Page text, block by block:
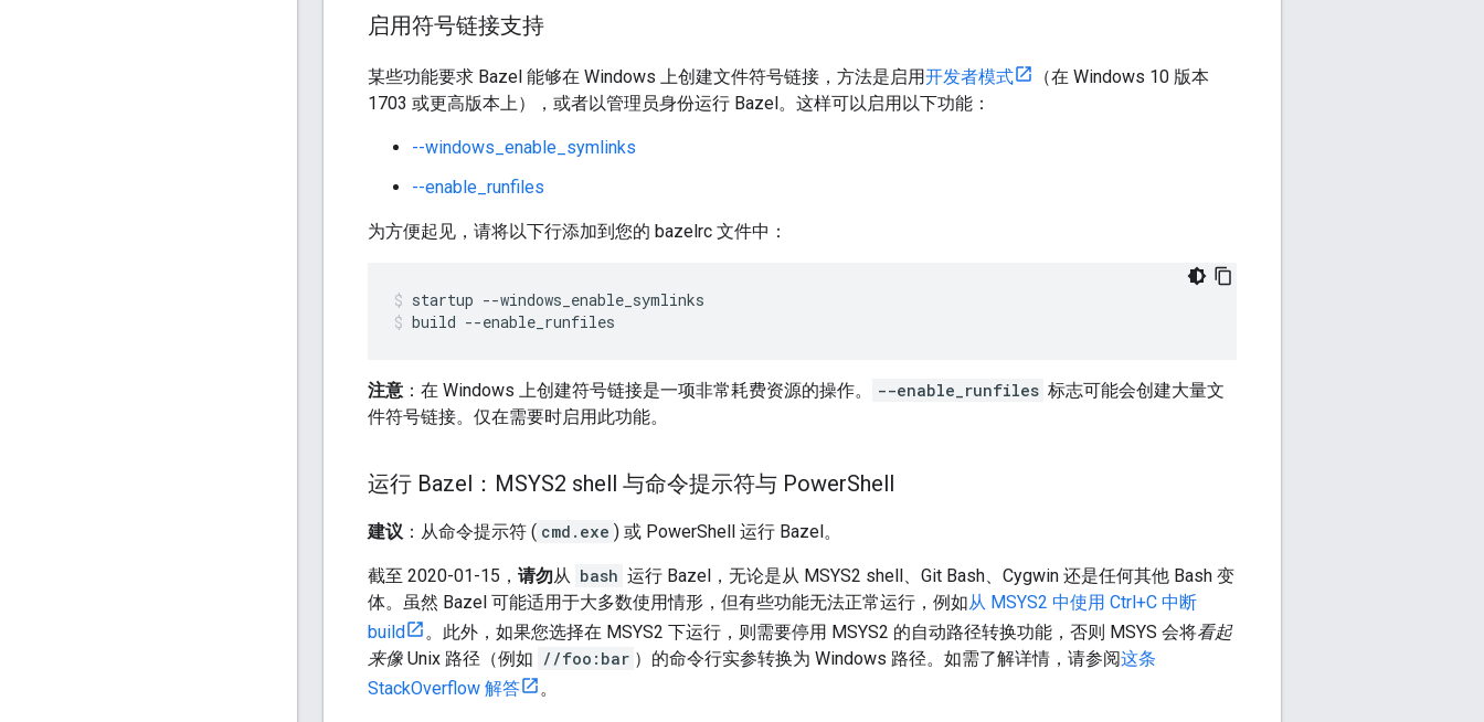
启用符号链接支持
某些功能要求 Bazel 能够在 Windows 上创建文件符号链接，方法是启用开发者模式
（在 Windows 10 版本
1703 或更高版本上），或者以管理员身份运行 Bazel。这样可以启用以下功能：
--windows_enable_symlinks
--enable_runfiles
为方便起见，请将以下行添加到您的 bazelrc 文件中：
startup --windows_enable_symlinks
build --enable_runfiles
注意 ：在 Windows 上创建符号链接是一项非常耗费资源的操作。 --enable_runfiles 标志可能会创建大量文
件符号链接。仅在需要时启用此功能。
运行 Bazel：MSYS2 shell 与命令提示符与 PowerShell
建议 ：从命令提示符 ( cmd.exe ) 或 PowerShell 运行 Bazel。
截至 2020-01-15， 请勿从 bash 运行 Bazel，无论是从 MSYS2 shell、Git Bash、Cygwin 还是任何其他 Bash 变
体。虽然 Bazel 可能适用于大多数使用情形，但有些功能无法正常运行，例如从 MSYS2 中使用 Ctrl+C 中断
build
。此外，如果您选择在 MSYS2 下运行，则需要停用 MSYS2 的自动路径转换功能，否则 MSYS 会将看起
来像 Unix 路径（例如 //foo:bar ）的命令行实参转换为 Windows 路径。如需了解详情，请参阅这条
StackOverflow 解答
。